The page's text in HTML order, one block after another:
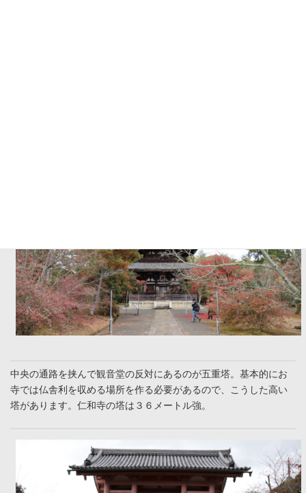
中央の通路を挟んで観音堂の反対にあるのが五重塔。基本的にお
寺では仏舎利を収める場所を作る必要があるので、こうした高い
塔があります。仁和寺の塔は３６メートル強。